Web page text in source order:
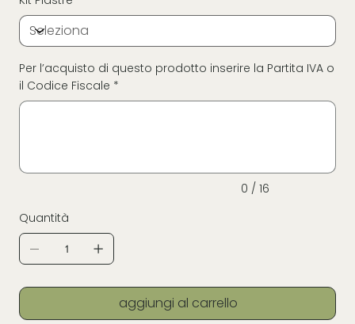
Per l’acquisto di questo prodotto inserire la Partita IVA o
il Codice Fiscale *
a
0 / 16
Quantità
aggiungi al carrello